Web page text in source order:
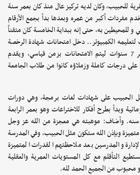
للحبيب، وكان لديه تركيز عال منذ كان بعمر سنة
مفردات أكبر من عمره وبعدها بدأ بجمع الأرقام
و للمحيطين به، حتى إنه ببداية الخامسة كان متقناً
الكمبيوتر.. دخل امتحانات شهادة الرخصة
الدولية لقيادة الحاسب بعمر 7 سنوات ليتم الامتحانات بزمن قياسي، ويقدم
درجات كاملة وزملاؤه كانوا من طلاب الجامعة
الحبيب على شهادات لغات برمجة، وهي دورات
وبدأ بطرح أفكار للاختراعات وهو بعمر الرابعة
سنه. وأضاف: موهبته هي معجزة من الله عز وجل
وبإذن الله ستكون مثل الحبيب، وفي المدرسة
والمدرسين بعد ملاحظتهم القدرات المتميزة
التأقلم مع كل المستويات العمرية والعقلية
من الجميع الحمد لله.